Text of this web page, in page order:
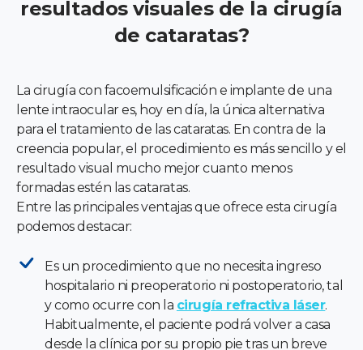
resultados visuales de la cirugía
de cataratas?
La cirugía con facoemulsificación e implante de una
lente intraocular es, hoy en día, la única alternativa
para el tratamiento de las cataratas. En contra de la
creencia popular, el procedimiento es más sencillo y el
resultado visual mucho mejor cuanto menos
formadas estén las cataratas.
Entre las principales ventajas que ofrece esta cirugía
podemos destacar:
Es un procedimiento que no necesita ingreso
hospitalario ni preoperatorio ni postoperatorio, tal
y como ocurre con la cirugía refractiva láser.
Habitualmente, el paciente podrá volver a casa
desde la clínica por su propio pie tras un breve